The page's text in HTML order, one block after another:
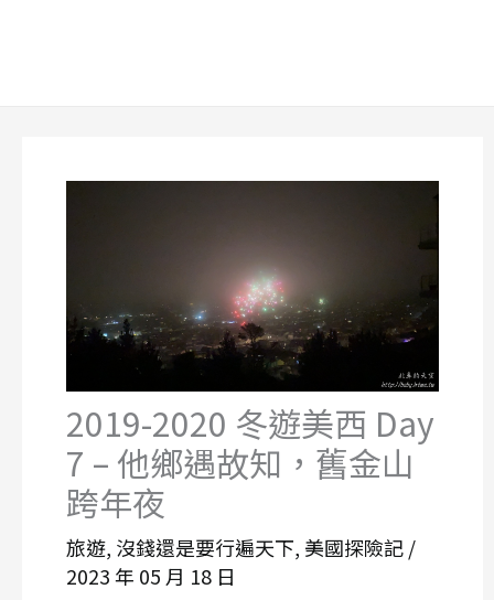
2019-2020 冬遊美西 Day
7 – 他鄉遇故知，舊金山
跨年夜
旅遊, 沒錢還是要行遍天下, 美國探險記/
2023 年 05 月 18 日